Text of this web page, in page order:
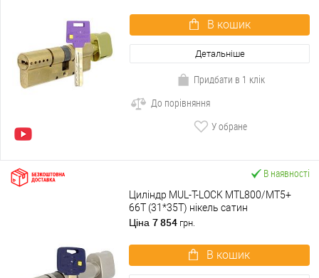
В кошик
Детальніше
Придбати в 1 клік
До порівняння
У обране
В наявності
Циліндр MUL-T-LOCK MTL800/MT5+
66T (31*35T) нікель сатин
Ціна 7 854 грн.
В кошик